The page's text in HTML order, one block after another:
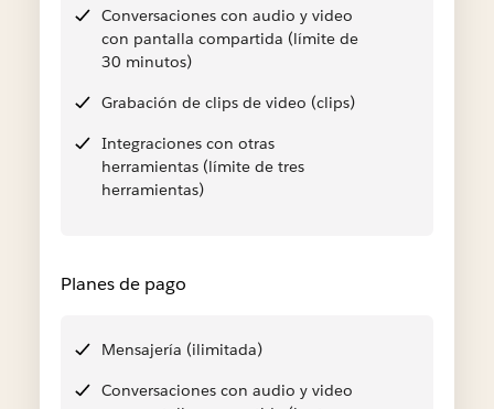
Conversaciones con audio y video
con pantalla compartida (límite de
30 minutos)
Grabación de clips de video (clips)
Integraciones con otras
herramientas (límite de tres
herramientas)
Planes de pago
Mensajería (ilimitada)
Conversaciones con audio y video